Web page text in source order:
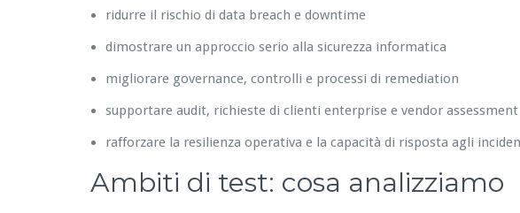
ridurre il rischio di data breach e downtime
dimostrare un approccio serio alla sicurezza informatica
migliorare governance, controlli e processi di remediation
supportare audit, richieste di clienti enterprise e vendor assessment
rafforzare la resilienza operativa e la capacità di risposta agli
Ambiti di test: cosa analizziamo